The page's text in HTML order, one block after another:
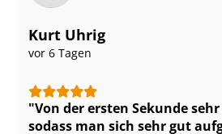
Kurt Uhrig
vor 6 Tagen
Von der ersten Sekunde
sodass man sich sehr gut